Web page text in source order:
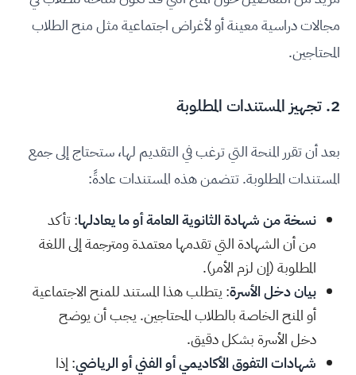
مجالات دراسية معينة أو لأغراض اجتماعية مثل منح الطلاب
المحتاجين.
2. تجهيز المستندات المطلوبة
بعد أن تقرر المنحة التي ترغب في التقديم لها، ستحتاج إلى جمع
المستندات المطلوبة. تتضمن هذه المستندات عادةً:
نسخة من شهادة الثانوية العامة أو ما يعادلها: تأكد
من أن الشهادة التي تقدمها معتمدة ومترجمة إلى اللغة
المطلوبة (إن لزم الأمر).
بيان دخل الأسرة: يتطلب هذا المستند للمنح الاجتماعية
أو المنح الخاصة بالطلاب المحتاجين. يجب أن يوضح
دخل الأسرة بشكل دقيق.
شهادات التفوق الأكاديمي أو الفني أو الرياضي: إذا